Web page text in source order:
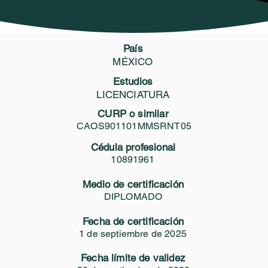
Biblioteca
CMCFDP2509012
PAOLA CARMONA
Compartir
Área de certificación profesional
País
MÉXICO
Estudios
LICENCIATURA
CURP o similar
CAOS901101MMSRNT05
Cédula profesional
10891961
Medio de certificación
DIPLOMADO
Fecha de certificación
1 de septiembre de 2025
Fecha límite de validez